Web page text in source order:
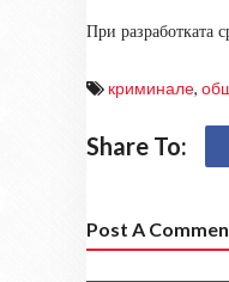
При разработката
криминале,
Share To:
Post A